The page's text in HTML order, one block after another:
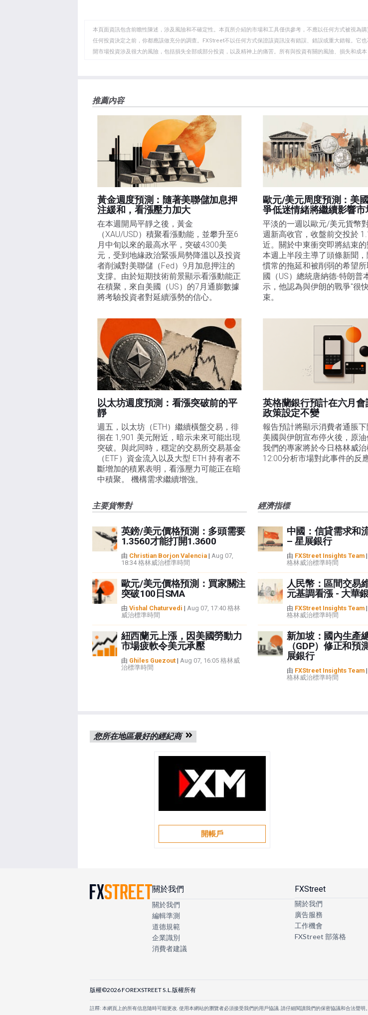
WhatsAppTelegram
剪
貼
板
本頁面資訊包含前瞻性陳述，涉及風險和不確定性。本頁所介紹的市場和工具僅供參考，不應以任何方式被視為
任何投資決定之前，你都應該做充分的調查。FXStreet不以任何方式保證該資訊沒有錯誤、錯誤或重大錯報。它
開市場投資涉及很大的風險，包括損失全部或部分投資，以及精神上的痛苦。所有與投資有關的風險、損失和成
FXStreet和作者不提供個性化的建議。作者對該資訊的準確性、完整性或適用性不作任何陳述。FXStreet和作者將
失，傷害或損害由此資訊及其顯示或使用引起的。錯誤和遺漏除外。本文作者和FXStreet並非註冊投資顧問，本
推薦內容
黃金週度預測：隨著美聯儲加息押
注緩和，看漲壓力加大
在本週開局平靜之後，黃金
（XAU/USD）積聚看漲動能，並攀升至6
月中旬以來的最高水平，突破4300美
元，受到地緣政治緊張局勢降溫以及投資
者削減對美聯儲（Fed）9月加息押注的
支撐。由於短期技術前景顯示看漲動能正
在積聚，來自美國（US）的7月通膨數據
將考驗投資者對延續漲勢的信心。
歐元/美元周度預測：美
爭低迷情緒將繼續影響市
平淡的一週以歐元/美元貨幣
週新高收官，收盤前交投於
近。關於中東衝突即將結束
本週上半段主導了頭條新聞
慣常的拖延和被削弱的希望
國（US）總統唐納德-特朗普
示，他認為與伊朗的戰爭"很
束。
以太坊週度預測：看漲突破前的平
靜
週五，以太坊（ETH）繼續橫盤交易，徘
徊在 1,901 美元附近，暗示未來可能出現
突破。與此同時，穩定的交易所交易基金
（ETF）資金流入以及大型 ETH 持有者不
斷增加的積累表明，看漲壓力可能正在暗
中積聚。 機構需求繼續增強。
英格蘭銀行預計在六月
政策設定不變
報告預計將顯示消費者通脹
美國與伊朗宣布停火後，原油
我們的專家將於今日格林威
12:00分析市場對此事件的反
主要貨幣對
英鎊/美元價格預測：多頭需要
1.3560才能打開1.3600
由 Christian Borjon Valencia| Aug 07,
18:34 格林威治標準時間
歐元/美元價格預測：買家關注
突破100日SMA
由 Vishal Chaturvedi | Aug 07, 17:40 格林
威治標準時間
紐西蘭元上漲，因美國勞動力
市場疲軟令美元承壓
由 Ghiles Guezout| Aug 07, 16:05 格林威
治標準時間
經濟指標
中國：信貸需求和
– 星展銀行
由 FXStreet Insights Team|
格林威治標準時間
人民幣：區間交易
元基調看漲 - 大華
由 FXStreet Insights Team|
格林威治標準時間
新加坡：國內生產
（GDP）修正和預
展銀行
由 FXStreet Insights Team|
格林威治標準時間
您所在地區最好的經紀商
開帳戶
關於我們
關於我們
編輯準測
道德規範
企業識別
消費者建議
FXStreet
關於我們
廣告服務
工作機會
FXStreet 部落格
版權©2026 FOREXSTREET S.L.版權所有
註釋: 本網頁上的所有信息隨時可能更改. 使用本網站的瀏覽者必須接受我們的用戶協議. 請仔細閱讀我們的保密協議和合法聲明。